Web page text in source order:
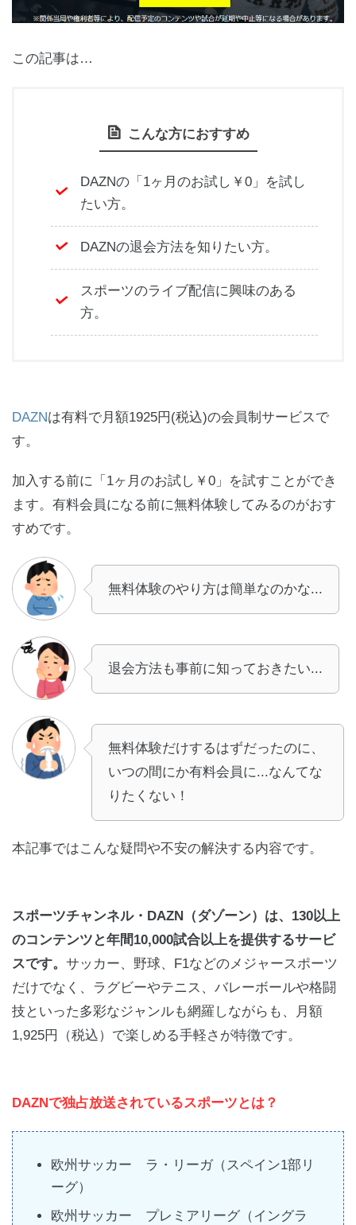
この記事は…
こんな方におすすめ
DAZNの「1ヶ月のお試し￥0」を試し
たい方。
DAZNの退会方法を知りたい方。
スポーツのライブ配信に興味のある
方。
DAZNは有料で月額1925円(税込)の会員制サービスで
す。
加入する前に「1ヶ月のお試し￥0」を試すことができ
ます。有料会員になる前に無料体験してみるのがおす
すめです。
無料体験のやり方は簡単なのかな...
退会方法も事前に知っておきたい...
無料体験だけするはずだったのに、
いつの間にか有料会員に...なんてな
りたくない！
本記事ではこんな疑問や不安の解決する内容です。
スポーツチャンネル・DAZN（ダゾーン）は、130以上
のコンテンツと年間10,000試合以上を提供するサービ
スです。 サッカー、野球、F1などのメジャースポーツ
だけでなく、ラグビーやテニス、バレーボールや格闘
技といった多彩なジャンルも網羅しながらも、月額
1,925円（税込）で楽しめる手軽さが特徴です。
DAZNで独占放送されているスポーツとは？
欧州サッカー ラ・リーガ（スペイン1部リ
ーグ）
欧州サッカー プレミアリーグ（イングラ